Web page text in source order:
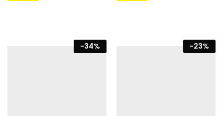
-34% -23%